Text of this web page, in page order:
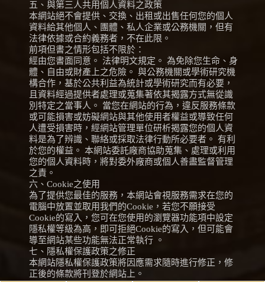
五、與第三人共用個人資料之政策
本網站絕不會提供、交換、出租或出售任何您的個人
資料給其他個人、團體、私人企業或公務機關，但有
法律依據或合約義務者，不在此限。
前項但書之情形包括不限於：
經由您書面同意。 法律明文規定。 為免除您生命、身
體、自由或財產上之危險。 與公務機關或學術研究機
構合作，基於公共利益為統計或學術研究而有必要，
且資料經過提供者處理或蒐集著依其揭露方式無從識
別特定之當事人。 當您在網站的行為，違反服務條款
或可能損害或妨礙網站與其他使用者權益或導致任何
人遭受損害時，經網站管理單位研析揭露您的個人資
料是為了辨識、聯絡或採取法律行動所必要者。 有利
於您的權益。 本網站委託廠商協助蒐集、處理或利用
您的個人資料時，將對委外廠商或個人善盡監督管理
之責。
六、Cookie之使用
為了提供您最佳的服務，本網站會視服務需求在您的
電腦中放置並取用我們的Cookie，若您不願接受
Cookie的寫入，您可在您使用的瀏覽器功能項中設定
隱私權等級為高，即可拒絕Cookie的寫入，但可能會
導至網站某些功能無法正常執行 。
七、隱私權保護政策之修正
本網站隱私權保護政策將因應需求隨時進行修正，修
正後的條款將刊登於網站上。